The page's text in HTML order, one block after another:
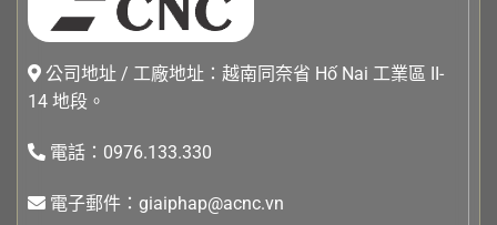
公司地址 / 工廠地址：越南同奈省 Hố Nai 工業區 II-
14 地段。
電話：0976.133.330
電子郵件：giaiphap@acnc.vn